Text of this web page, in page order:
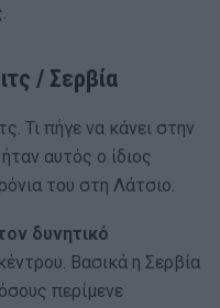
/ Σερβία
Τι πήγε να κάνει στην
αυτός ο ίδιος
του στη Λάτσιο.
δυνητικό
Βασικά η Σερβία
περίμενε